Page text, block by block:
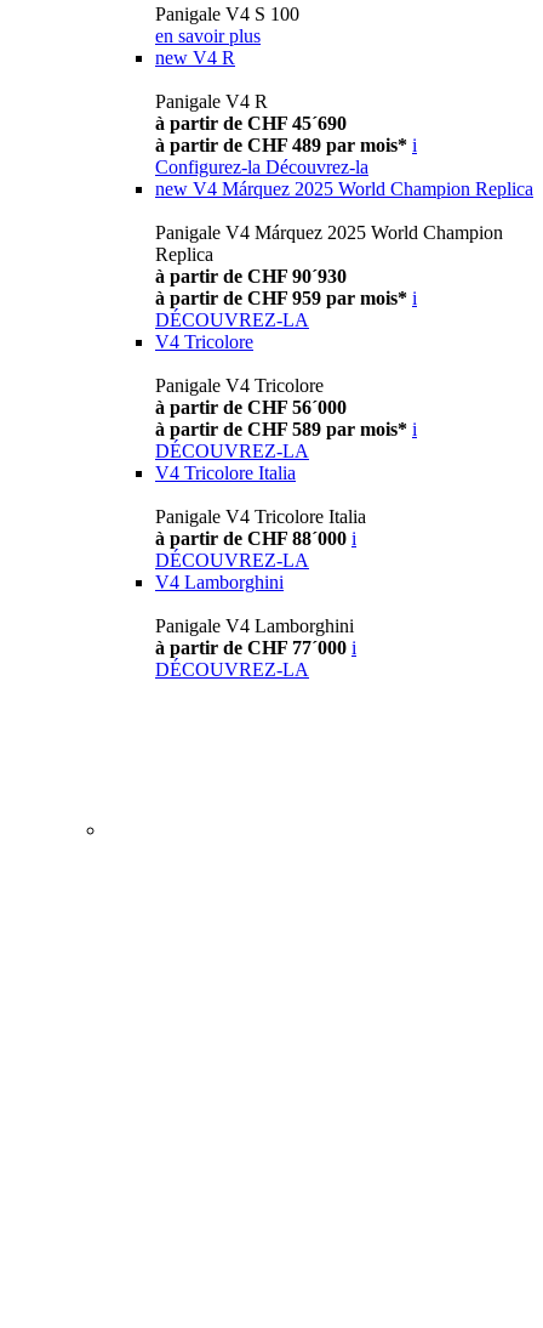
Panigale V4 S 100
en savoir plus
new V4 R
Panigale V4 R
à partir de CHF 45´690
à partir de CHF 489 par mois* i
Configurez-la Découvrez-la
new V4 Márquez 2025 World Champion Replica
Panigale V4 Márquez 2025 World Champion
Replica
à partir de CHF 90´930
à partir de CHF 959 par mois* i
DÉCOUVREZ-LA
V4 Tricolore
Panigale V4 Tricolore
à partir de CHF 56´000
à partir de CHF 589 par mois* i
DÉCOUVREZ-LA
V4 Tricolore Italia
Panigale V4 Tricolore Italia
à partir de CHF 88´000 i
DÉCOUVREZ-LA
V4 Lamborghini
Panigale V4 Lamborghini
à partir de CHF 77´000 i
DÉCOUVREZ-LA